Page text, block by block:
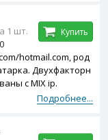
hotmail.com, род
Двухфакторн
с MIX ip.
Подробнее...
1 шт.
Купить